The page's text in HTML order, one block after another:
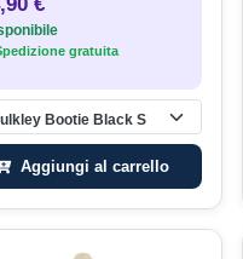
gratuita
Bootie Black S
Aggiungi al carrello